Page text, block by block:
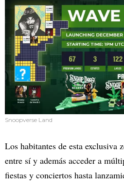
Snoopverse Land
Los habitantes de esta exclusiva
entre sí y además acceder a
fiestas y conciertos hasta